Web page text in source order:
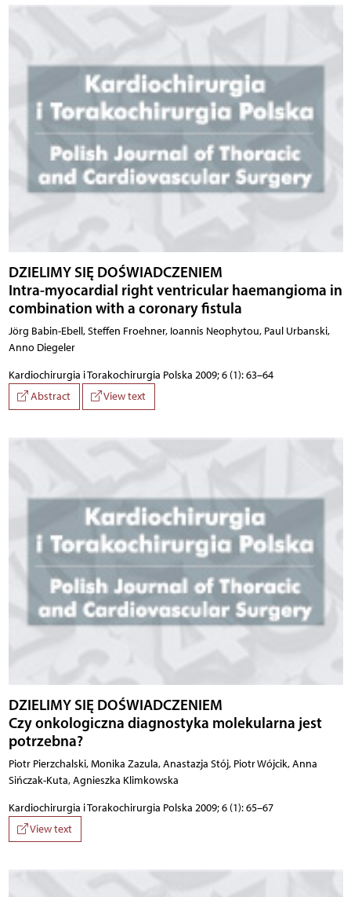
DZIELIMY SIĘ DOŚWIADCZENIEM
Intra-myocardial right ventricular haemangioma in
combination with a coronary fistula
Jörg Babin-Ebell, Steffen Froehner, Ioannis Neophytou, Paul Urbanski,
Anno Diegeler
Kardiochirurgia i Torakochirurgia Polska 2009; 6 (1): 63–64
Abstract
View text
DZIELIMY SIĘ DOŚWIADCZENIEM
Czy onkologiczna diagnostyka molekularna jest
potrzebna?
Piotr Pierzchalski, Monika Zazula, Anastazja Stój, Piotr Wójcik, Anna
Sińczak-Kuta, Agnieszka Klimkowska
Kardiochirurgia i Torakochirurgia Polska 2009; 6 (1): 65–67
View text